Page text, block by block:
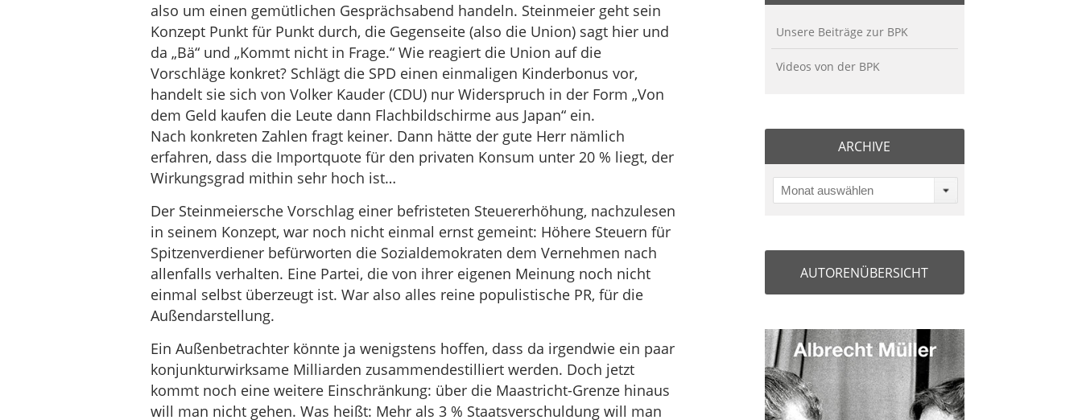
also um einen gemütlichen Gesprächsabend handeln. Steinmeier geht sein
Konzept Punkt für Punkt durch, die Gegenseite (also die Union) sagt hier und
da „Bä“ und „Kommt nicht in Frage.“ Wie reagiert die Union auf die
Vorschläge konkret? Schlägt die SPD einen einmaligen Kinderbonus vor,
handelt sie sich von Volker Kauder (CDU) nur Widerspruch in der Form „Von
dem Geld kaufen die Leute dann Flachbildschirme aus Japan“ ein.
Nach konkreten Zahlen fragt keiner. Dann hätte der gute Herr nämlich
erfahren, dass die Importquote für den privaten Konsum unter 20 % liegt, der
Wirkungsgrad mithin sehr hoch ist…
Der Steinmeiersche Vorschlag einer befristeten Steuererhöhung, nachzulesen
in seinem Konzept, war noch nicht einmal ernst gemeint: Höhere Steuern für
Spitzenverdiener befürworten die Sozialdemokraten dem Vernehmen nach
allenfalls verhalten. Eine Partei, die von ihrer eigenen Meinung noch nicht
einmal selbst überzeugt ist. War also alles reine populistische PR, für die
Außendarstellung.
Ein Außenbetrachter könnte ja wenigstens hoffen, dass da irgendwie ein paar
konjunkturwirksame Milliarden zusammendestilliert werden. Doch jetzt
kommt noch eine weitere Einschränkung: über die Maastricht-Grenze hinaus
will man nicht gehen. Was heißt: Mehr als 3 % Staatsverschuldung will man
Unsere Beiträge zur BPK
Videos von der BPK
ARCHIVE
Monat auswählen
AUTORENÜBERSICHT